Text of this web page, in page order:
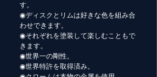
す。
◉ディスクとリムは好きな色を組み合
わせできます。
◉それぞれを塗装して楽しむこともで
きます。
◉世界一の剛性。
◉世界特許を取得済み。